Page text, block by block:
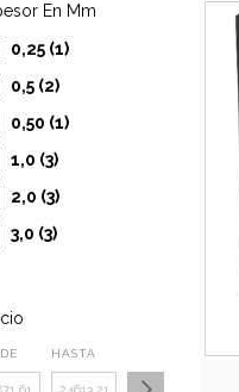
En Mm
0,25 (1)
0,5 (2)
0,50 (1)
1,0 (3)
2,0 (3)
3,0 (3)
HASTA